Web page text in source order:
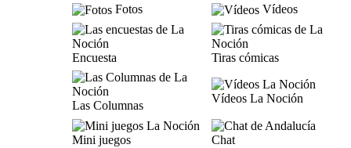
Fotos
Vídeos
Encuesta Tiras cómicas
Las Columnas
Vídeos La Noción
Mini juegos
Chat